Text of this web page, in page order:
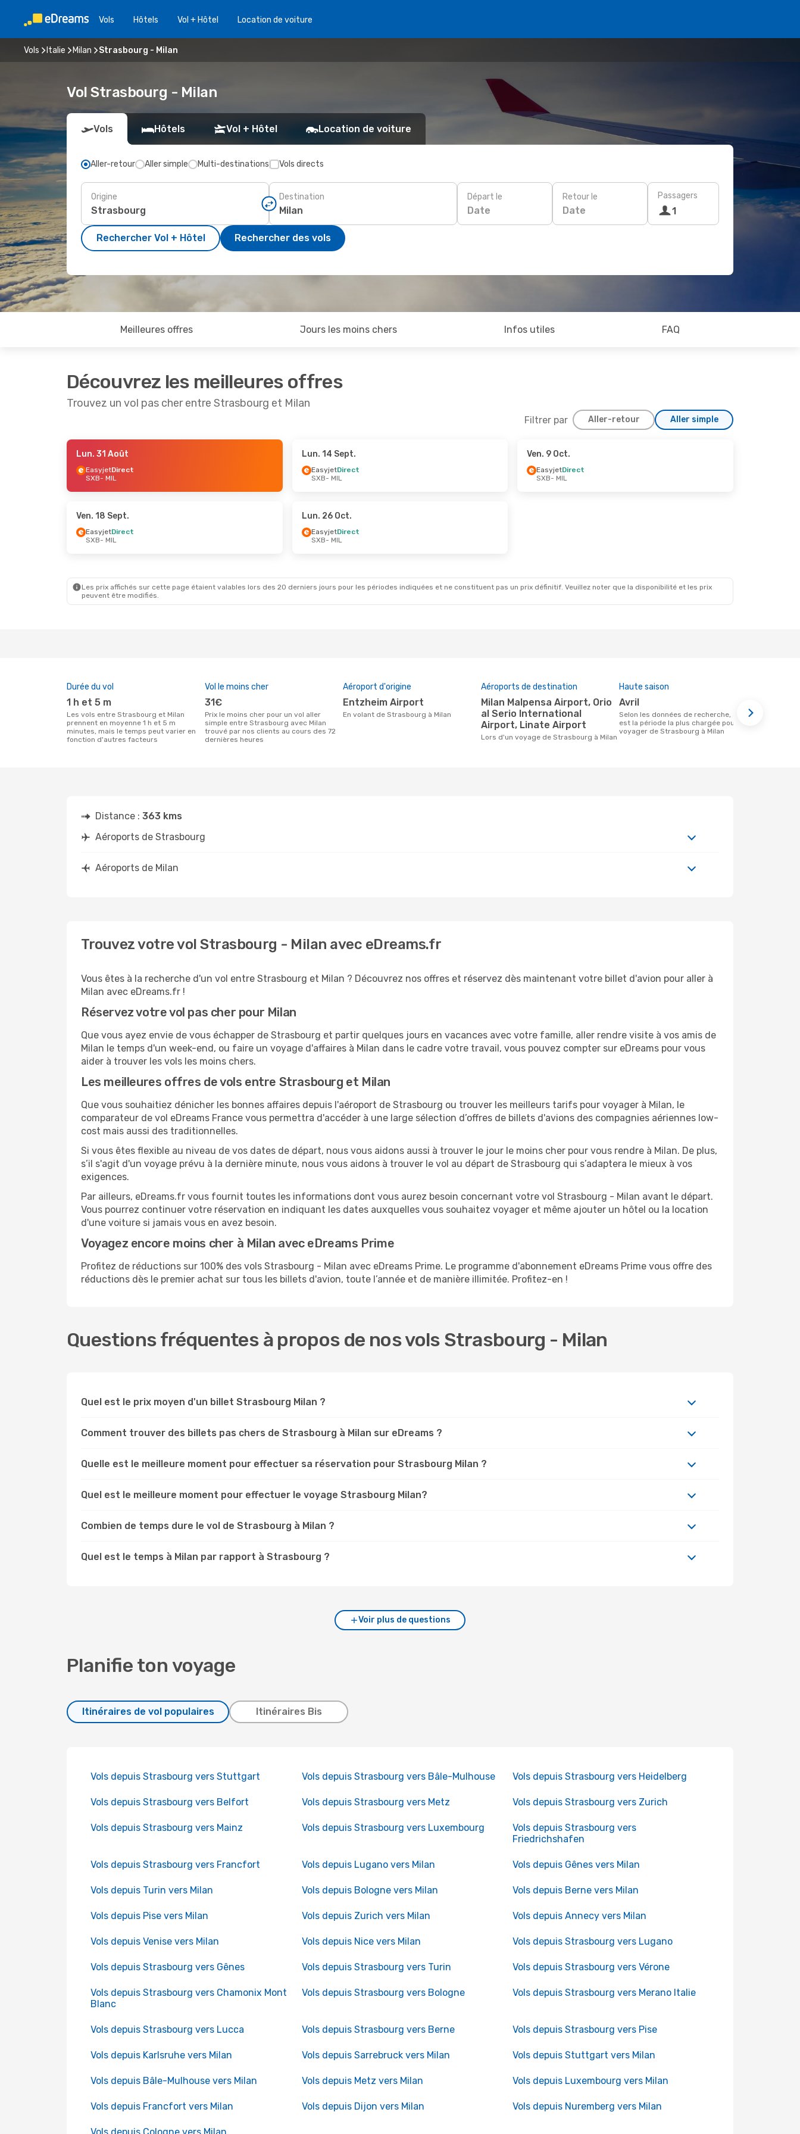
Vols Hôtels Vol + Hôtel Location de voiture
Vols Italie Milan Strasbourg - Milan
Vol Strasbourg - Milan
Vols Hôtels Vol + Hôtel Location de voiture
Aller-retour Aller simple Multi-destinations Vols directs
Origine Destination Départ le
Date
Retour le
Date
Passagers
1
Rechercher Vol + Hôtel Rechercher des vols
Meilleures offres Jours les moins chers Infos utiles FAQ
Découvrez les meilleures offres
Trouvez un vol pas cher entre Strasbourg et Milan
Filtrer par Aller-retour Aller simple
- Ven. 4 Sept. - Lun. 14 Sept. - Lun. 28 Sept.
- Lun. 26 Oct. - Lun. 5 Oct.
MIL - SXB - SXB
Lun. 31 Août
EasyjetDirect
SXB- MIL
Lun. 14 Sept.
EasyjetDirect
SXB- MIL
Ven. 9 Oct.
EasyjetDirect
SXB- MIL
Ven. 18 Sept.
EasyjetDirect
SXB- MIL
Lun. 26 Oct.
EasyjetDirect
SXB- MIL
Les prix affichés sur cette page étaient valables lors des 20 derniers jours pour les périodes indiquées et ne constituent pas un prix définitif. Veuillez noter que la disponibilité et les prix
peuvent être modifiés.
Durée du vol
1 h et 5 m
Les vols entre Strasbourg et Milan
prennent en moyenne 1 h et 5 m
minutes, mais le temps peut varier en
fonction d'autres facteurs
Vol le moins cher
31€
Prix le moins cher pour un vol aller
simple entre Strasbourg avec Milan
trouvé par nos clients au cours des 72
dernières heures
Aéroport d'origine
Entzheim Airport
En volant de Strasbourg à Milan
Aéroports de destination
Milan Malpensa Airport, Orio
al Serio International
Airport, Linate Airport
Lors d'un voyage de Strasbourg à Milan
Haute saison
avril
Selon les données de recherche, avril
est la période la plus chargée pour
voyager de Strasbourg à Milan
Distance : 363 kms
Aéroports de Strasbourg
Aéroports de Milan
Trouvez votre vol Strasbourg - Milan avec eDreams.fr
Vous êtes à la recherche d'un vol entre Strasbourg et Milan ? Découvrez nos offres et réservez dès maintenant votre billet d'avion pour aller à
Milan avec eDreams.fr !
Réservez votre vol pas cher pour Milan
Que vous ayez envie de vous échapper de Strasbourg et partir quelques jours en vacances avec votre famille, aller rendre visite à vos amis de
Milan le temps d'un week-end, ou faire un voyage d'affaires à Milan dans le cadre votre travail, vous pouvez compter sur eDreams pour vous
aider à trouver les vols les moins chers.
Les meilleures offres de vols entre Strasbourg et Milan
Que vous souhaitiez dénicher les bonnes affaires depuis l'aéroport de Strasbourg ou trouver les meilleurs tarifs pour voyager à Milan, le
comparateur de vol eDreams France vous permettra d'accéder à une large sélection d’offres de billets d'avions des compagnies aériennes low-
cost mais aussi des traditionnelles.
Si vous êtes flexible au niveau de vos dates de départ, nous vous aidons aussi à trouver le jour le moins cher pour vous rendre à Milan. De plus,
s’il s'agit d'un voyage prévu à la dernière minute, nous vous aidons à trouver le vol au départ de Strasbourg qui s’adaptera le mieux à vos
exigences.
Par ailleurs, eDreams.fr vous fournit toutes les informations dont vous aurez besoin concernant votre vol Strasbourg - Milan avant le départ.
Vous pourrez continuer votre réservation en indiquant les dates auxquelles vous souhaitez voyager et même ajouter un hôtel ou la location
d'une voiture si jamais vous en avez besoin.
Voyagez encore moins cher à Milan avec eDreams Prime
Profitez de réductions sur 100% des vols Strasbourg - Milan avec eDreams Prime. Le programme d'abonnement eDreams Prime vous offre des
réductions dès le premier achat sur tous les billets d'avion, toute l’année et de manière illimitée. Profitez-en !
Questions fréquentes à propos de nos vols Strasbourg - Milan
Quel est le prix moyen d'un billet Strasbourg Milan ?
Comment trouver des billets pas chers de Strasbourg à Milan sur eDreams ?
Quelle est le meilleure moment pour effectuer sa réservation pour Strasbourg Milan ?
Quel est le meilleure moment pour effectuer le voyage Strasbourg Milan?
Combien de temps dure le vol de Strasbourg à Milan ?
Quel est le temps à Milan par rapport à Strasbourg ?
Voir plus de questions
Planifie ton voyage
Itinéraires de vol populaires Itinéraires Bis
Vols depuis Strasbourg vers Stuttgart Vols depuis Strasbourg vers Bâle-Mulhouse Vols depuis Strasbourg vers Heidelberg
Vols depuis Strasbourg vers Belfort Vols depuis Strasbourg vers Metz Vols depuis Strasbourg vers Zurich
Vols depuis Strasbourg vers Mainz Vols depuis Strasbourg vers Luxembourg
Vols depuis Strasbourg vers
Friedrichshafen
Vols depuis Strasbourg vers Francfort Vols depuis Lugano vers Milan Vols depuis Gênes vers Milan
Vols depuis Turin vers Milan Vols depuis Bologne vers Milan Vols depuis Berne vers Milan
Vols depuis Pise vers Milan Vols depuis Zurich vers Milan Vols depuis Annecy vers Milan
Vols depuis Venise vers Milan Vols depuis Nice vers Milan Vols depuis Strasbourg vers Lugano
Vols depuis Strasbourg vers Gênes Vols depuis Strasbourg vers Turin Vols depuis Strasbourg vers Vérone
Vols depuis Strasbourg vers Chamonix Mont
Blanc
Vols depuis Strasbourg vers Bologne Vols depuis Strasbourg vers Merano Italie
Vols depuis Strasbourg vers Lucca Vols depuis Strasbourg vers Berne Vols depuis Strasbourg vers Pise
Vols depuis Karlsruhe vers Milan Vols depuis Sarrebruck vers Milan Vols depuis Stuttgart vers Milan
Vols depuis Bâle-Mulhouse vers Milan Vols depuis Metz vers Milan Vols depuis Luxembourg vers Milan
Vols depuis Francfort vers Milan Vols depuis Dijon vers Milan Vols depuis Nuremberg vers Milan